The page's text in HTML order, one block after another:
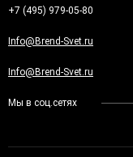
+7 (495) 979-05-80
Info@Brend-Svet.ru
Info@Brend-Svet.ru
Мы в соц.сетях